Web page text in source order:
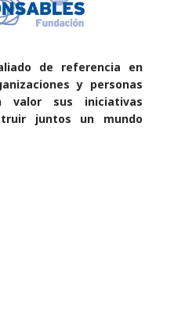
de referencia en
y personas
valor sus iniciativas
juntos un mundo